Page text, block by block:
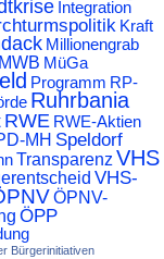
Integration
Kraft
Millionengrab
MWB MüGa
Programm RP-
Ruhrbania
RWE RWE-Aktien
MH Speldorf
Transparenz VHS
VHS-
ÖPNV-
ÖPP
Bürgerinitiativen